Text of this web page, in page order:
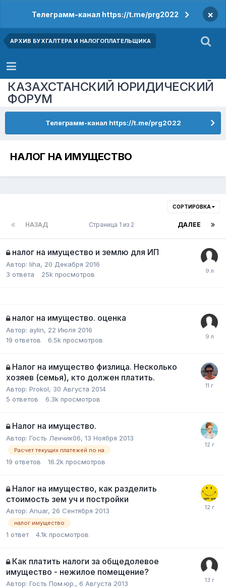
Телеграмм-канал https://t.me/prg2022 ×
АРХИВ БУХГАЛТЕРА И НАЛОГОПЛАТЕЛЬЩИКА
КАЗАХСТАНСКИЙ ЮРИДИЧЕСКИЙ
ФОРУМ
Телеграмм-канал https://t.me/prg2022
НАЛОГ НА ИМУЩЕСТВО
СОРТИРОВКА
НАЗАД ДАЛЕЕ
Страница 1 из 2
налог на имущество и землю для ИП
Автор: liha, 20 Декабря 2016
3 ответа 25k просмотров
налог на имущество. оценка
Автор: aylin, 22 Июля 2016
19 ответов 6.5k просмотров
Налог на имущество физлица. Несколько
хозяев (семья), кто должен платить.
Автор: Prokol, 30 Августа 2014
5 ответов 6.3k просмотров
Налог на имущество.
Автор: Гость Ленчик06, 13 Ноября 2013
Расчет текущих платежей по на
19 ответов 16.2k просмотров
Налог на имущество, как разделить
стоимость зем уч и постройки
Автор: Anuar, 26 Сентября 2013
налог имущество
1 ответ 4.1k просмотров
Как платить налоги за общедолевое
имущество - нежилое помещение?
Автор: Гость Пом.юр., 6 Августа 2013